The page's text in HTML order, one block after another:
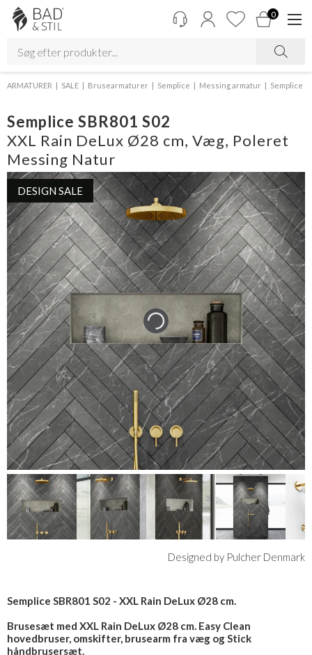
0
ARMATURER SALE Brusearmaturer Semplice Messing armatur Semplice
Semplice SBR801 S02
XXL Rain DeLux Ø28 cm, Væg, Poleret
Messing Natur
DESIGN SALE
Designed by Pulcher Denmark
Semplice SBR801 S02 - XXL Rain DeLux Ø28 cm.
Brusesæt med XXL Rain DeLux Ø28 cm. Easy Clean
hovedbruser, omskifter, brusearm fra væg og Stick
håndbrusersæt.